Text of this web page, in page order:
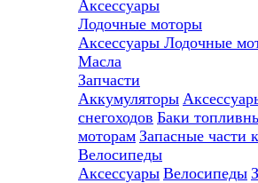
Аксессуары
Лодочные моторы
Аксессуары Лодочные
Масла
Запчасти
Аккумуляторы
снегоходов Баки
моторам Запасные части
Велосипеды
Аксессуары Велосипеды